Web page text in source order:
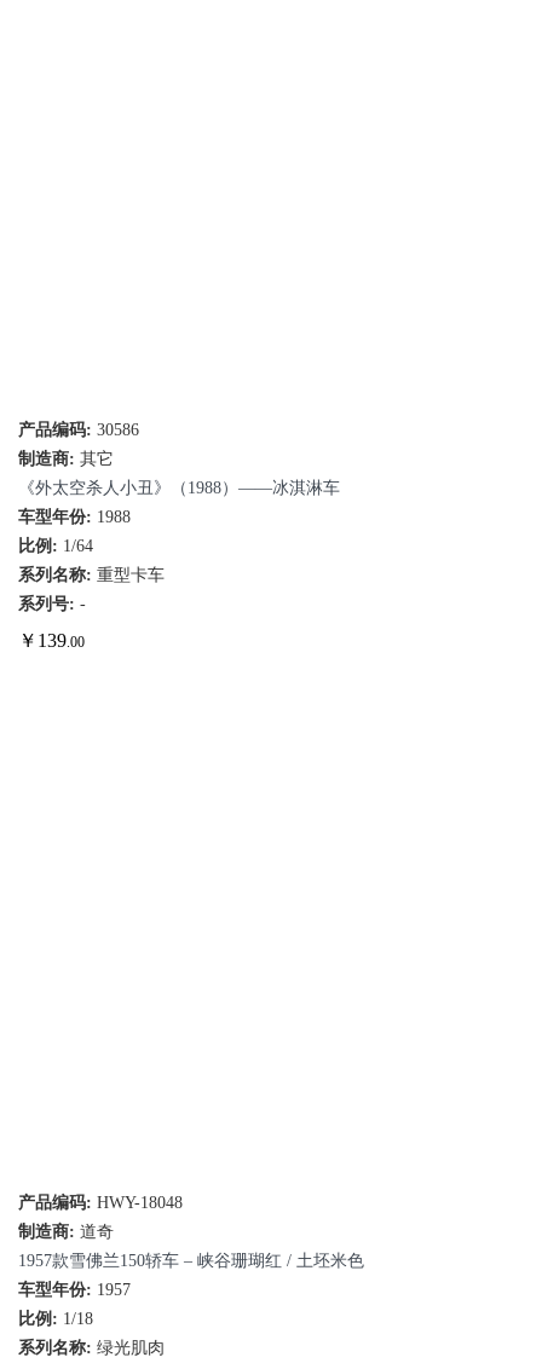
产品编码: 30586
制造商: 其它
《外太空杀人小丑》（1988）——冰淇淋车
车型年份: 1988
比例: 1/64
系列名称: 重型卡车
系列号: -
￥ 139 .00
产品编码: HWY-18048
制造商: 道奇
1957款雪佛兰150轿车 – 峡谷珊瑚红 / 土坯米色
车型年份: 1957
比例: 1/18
系列名称: 绿光肌肉